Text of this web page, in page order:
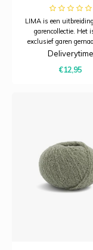
LIMA is een
garencollectie. Het
exclusief garen
50% Zuid-
zijde en 25% baby-
Deliverytime
€12,95